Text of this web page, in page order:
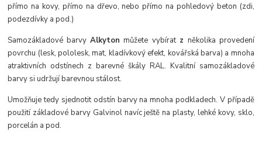
přímo na kovy, přímo na dřevo, nebo přímo na pohledový beton (zdi,
podezdívky a pod.)
Samozákladové barvyAlkyton můžete vybírat z několika provedení
povrchu (lesk, pololesk, mat, kladívkový efekt, kovářská barva) a mnoha
atraktivních odstínech z barevné škály RAL. Kvalitní samozákladové
barvy si udržují barevnou stálost.
Umožňuje tedy sjednotit odstín barvy na mnoha podkladech. V případě
použití základové barvy Galvinol navíc ještě na plasty, lehké kovy, sklo,
porcelán a pod.